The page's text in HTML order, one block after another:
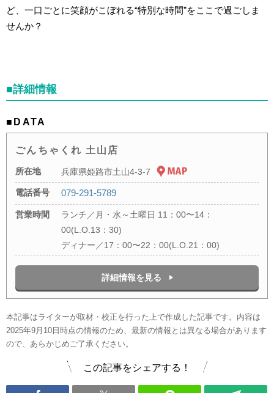
ど、一口ごとに笑顔がこぼれる“特別な時間”をここで過ごしま
せんか？
■詳細情報
■DATA
ごんちゃくれ 土山店
所在地 兵庫県姫路市土山4-3-7
電話番号 079-291-5789
営業時間
ランチ／月・水～土曜日 11：00〜14：
00(L.O.13：30)
ディナー／17：00〜22：00(L.O.21：00)
詳細情報を見る
本記事はライターが取材・校正を行った上で作成した記事です。内容は
2025年9月10日時点の情報のため、最新の情報とは異なる場合があります
ので、あらかじめご了承ください。
この記事をシェアする！